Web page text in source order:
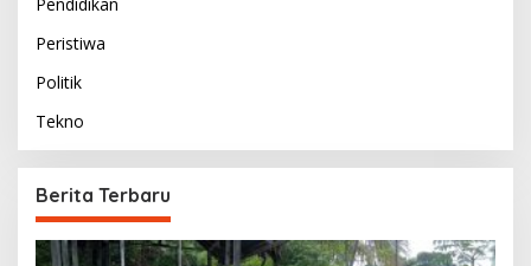
Pendidikan
Peristiwa
Politik
Tekno
Berita Terbaru